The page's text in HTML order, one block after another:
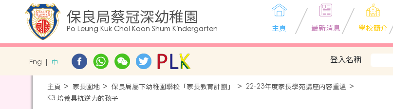
保良局蔡冠深幼稚園
Po Leung Kuk Choi Koon Shum Kindergarten 主頁 最新消息 學校簡介
Eng 中 登入名稱
主頁 家長園地 保良局屬下幼稚園聯校「家長教育計劃」
22-23年度家長學苑講座内容重溫
K3 培養具抗逆力的孩子